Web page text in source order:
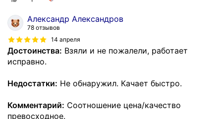
Александр Александров
78 отзывов
14 апреля
Достоинства: Взяли и не пожалели, работает
исправно.
Недостатки: Не обнаружил. Качает быстро.
Комментарий: Соотношение цена/качество
превосходное.